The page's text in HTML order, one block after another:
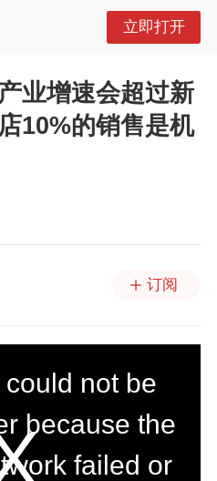
立即打开
业增速会超过新
10%的销售是机
订阅
not be
because the
failed or